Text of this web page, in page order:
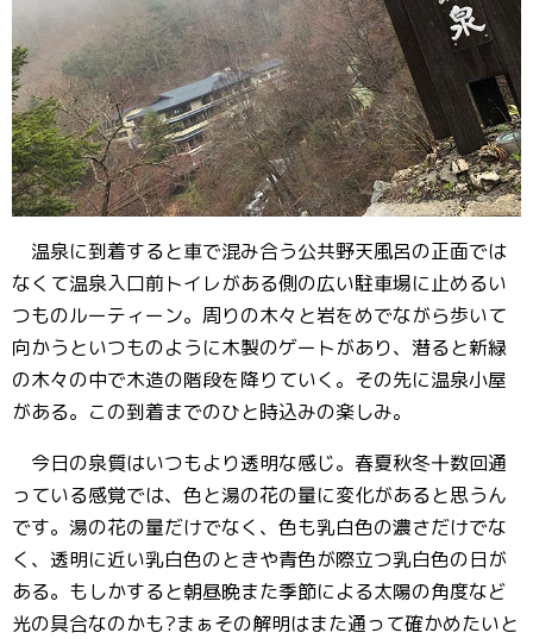
温泉に到着すると車で混み合う公共野天風呂の正面では
なくて温泉入口前トイレがある側の広い駐車場に止めるい
つものルーティーン。周りの木々と岩をめでながら歩いて
向かうといつものように木製のゲートがあり、潜ると新緑
の木々の中で木造の階段を降りていく。その先に温泉小屋
がある。この到着までのひと時込みの楽しみ。
今日の泉質はいつもより透明な感じ。春夏秋冬十数回通
っている感覚では、色と湯の花の量に変化があると思うん
です。湯の花の量だけでなく、色も乳白色の濃さだけでな
く、透明に近い乳白色のときや青色が際立つ乳白色の日が
ある。もしかすると朝昼晩また季節による太陽の角度など
光の具合なのかも?まぁその解明はまた通って確かめたいと